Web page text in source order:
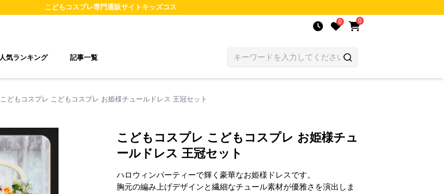
こどもコスプレ専門通販サイトキッズコス
0 0
人気ランキング 記事一覧
こどもコスプレ こどもコスプレ お姫様チュールドレス 王冠セット
こどもコスプレ こどもコスプレ お姫様チュ
ールドレス 王冠セット
ハロウィンパーティーで輝く豪華なお姫様ドレスです。
胸元の編み上げデザインと繊細なチュール素材が優雅さを演出しま